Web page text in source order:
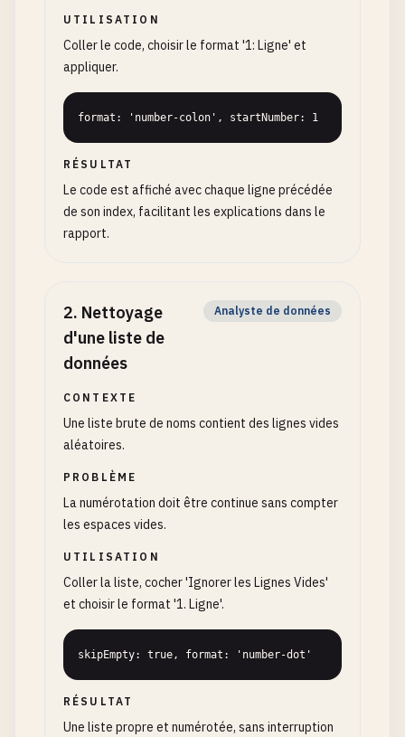
UTILISATION
Coller le code, choisir le format '1: Ligne' et
appliquer.
format: 'number-colon', startNumber: 1
RÉSULTAT
Le code est affiché avec chaque ligne précédée
de son index, facilitant les explications dans le
rapport.
2. Nettoyage
d'une liste de
données
Analyste de données
CONTEXTE
Une liste brute de noms contient des lignes vides
aléatoires.
PROBLÈME
La numérotation doit être continue sans compter
les espaces vides.
UTILISATION
Coller la liste, cocher 'Ignorer les Lignes Vides'
et choisir le format '1. Ligne'.
skipEmpty: true, format: 'number-dot'
RÉSULTAT
Une liste propre et numérotée, sans interruption